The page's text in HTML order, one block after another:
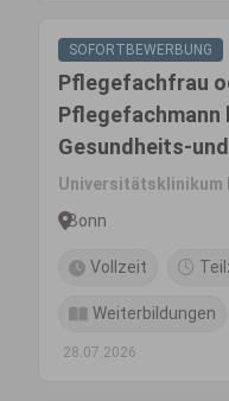
SOFORTBEWERBUNG
Pflegefachfrau
Pflegefachmann
Gesundheits-und
Universitätsklinikum
Bonn
Vollzeit
Weiterbildungen
28.07.2026